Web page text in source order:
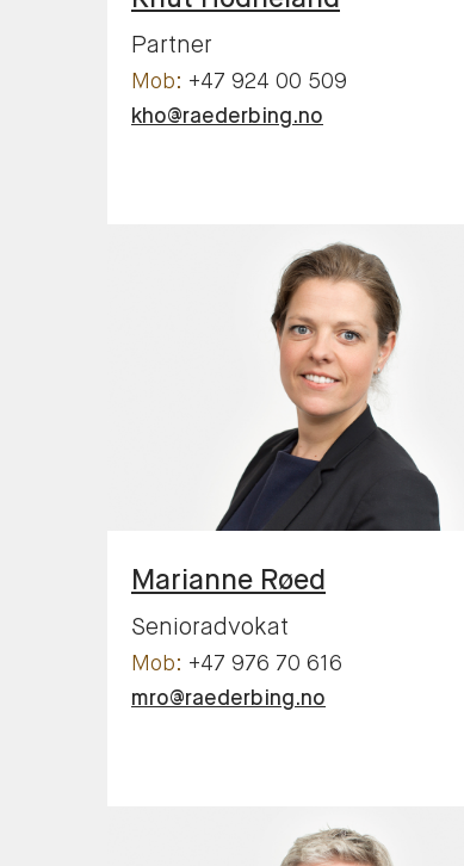
Partner
+47 924 00 509
kho@raederbing.no
Marianne Røed
Senioradvokat
+47 976 70 616
mro@raederbing.no